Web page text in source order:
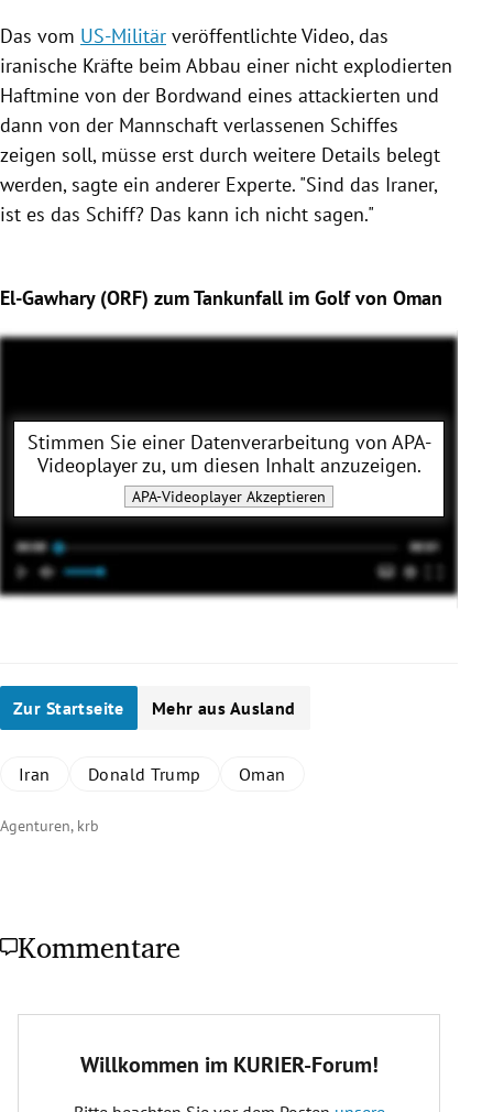
Das vom US-Militär veröffentlichte Video, das
iranische Kräfte beim Abbau einer nicht explodierten
Haftmine von der Bordwand eines attackierten und
dann von der Mannschaft verlassenen Schiffes
zeigen soll, müsse erst durch weitere Details belegt
werden, sagte ein anderer Experte. "Sind das Iraner,
ist es das Schiff? Das kann ich nicht sagen."
El-Gawhary (ORF) zum Tankunfall im Golf von Oman
Stimmen Sie einer Datenverarbeitung von APA-
Videoplayerzu, um diesen Inhalt anzuzeigen.
APA-Videoplayer Akzeptieren
Zur Startseite Mehr aus Ausland
Iran Donald Trump Oman
Agenturen, krb
Kommentare